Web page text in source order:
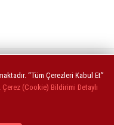
“Tüm Çerezleri Kabul Et”
Çerez (Cookie) Bildirimi Detaylı